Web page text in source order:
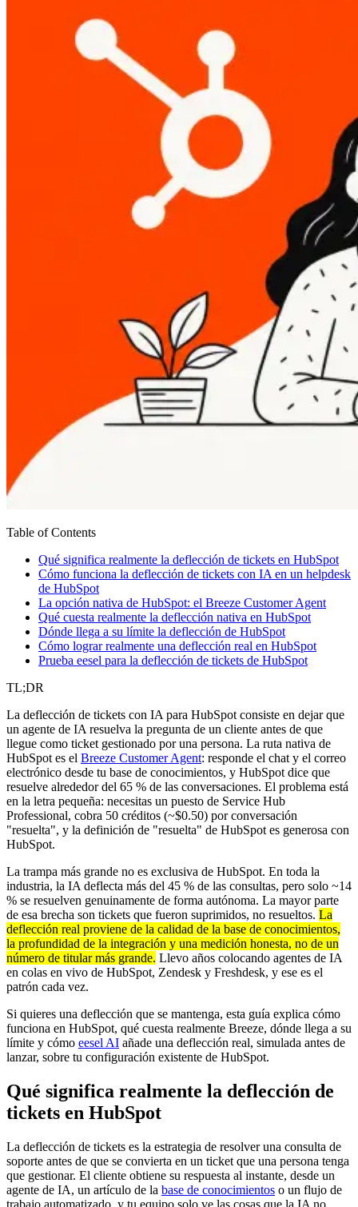
Table of Contents
Qué significa realmente la deflección de tickets en HubSpot
Cómo funciona la deflección de tickets con IA en un helpdesk
de HubSpot
La opción nativa de HubSpot: el Breeze Customer Agent
Qué cuesta realmente la deflección nativa en HubSpot
Dónde llega a su límite la deflección de HubSpot
Cómo lograr realmente una deflección real en HubSpot
Prueba eesel para la deflección de tickets de HubSpot
TL;DR
La deflección de tickets con IA para HubSpot consiste en dejar que
un agente de IA resuelva la pregunta de un cliente antes de que
llegue como ticket gestionado por una persona. La ruta nativa de
HubSpot es el Breeze Customer Agent: responde el chat y el correo
electrónico desde tu base de conocimientos, y HubSpot dice que
resuelve alrededor del 65 % de las conversaciones. El problema está
en la letra pequeña: necesitas un puesto de Service Hub
Professional, cobra 50 créditos (~$0.50) por conversación
"resuelta", y la definición de "resuelta" de HubSpot es generosa con
HubSpot.
La trampa más grande no es exclusiva de HubSpot. En toda la
industria, la IA deflecta más del 45 % de las consultas, pero solo ~14
% se resuelven genuinamente de forma autónoma. La mayor parte
de esa brecha son tickets que fueron suprimidos, no resueltos. La
deflección real proviene de la calidad de la base de conocimientos,
la profundidad de la integración y una medición honesta, no de un
número de titular más grande. Llevo años colocando agentes de IA
en colas en vivo de HubSpot, Zendesk y Freshdesk, y ese es el
patrón cada vez.
Si quieres una deflección que se mantenga, esta guía explica cómo
funciona en HubSpot, qué cuesta realmente Breeze, dónde llega a su
límite y cómo eesel AI añade una deflección real, simulada antes de
lanzar, sobre tu configuración existente de HubSpot.
Qué significa realmente la deflección de
tickets en HubSpot
La deflección de tickets es la estrategia de resolver una consulta de
soporte antes de que se convierta en un ticket que una persona tenga
que gestionar. El cliente obtiene su respuesta al instante, desde un
agente de IA, un artículo de la base de conocimientos o un flujo de
trabajo automatizado, y tu equipo solo ve las cosas que la IA no